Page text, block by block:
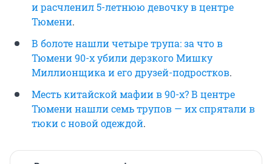
и расчленил 5-летнюю девочку в центре
Тюмени.
В болоте нашли четыре трупа: за что в
Тюмени 90-х убили дерзкого Мишку
Миллионщика и его друзей-подростков.
Месть китайской мафии в 90-х? В центре
Тюмени нашли семь трупов — их спрятали в
тюки с новой одеждой.